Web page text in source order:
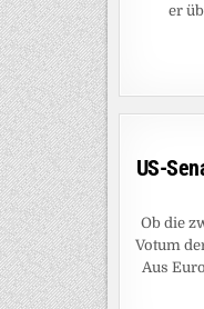
er
US-
Ob die
Votum
Aus